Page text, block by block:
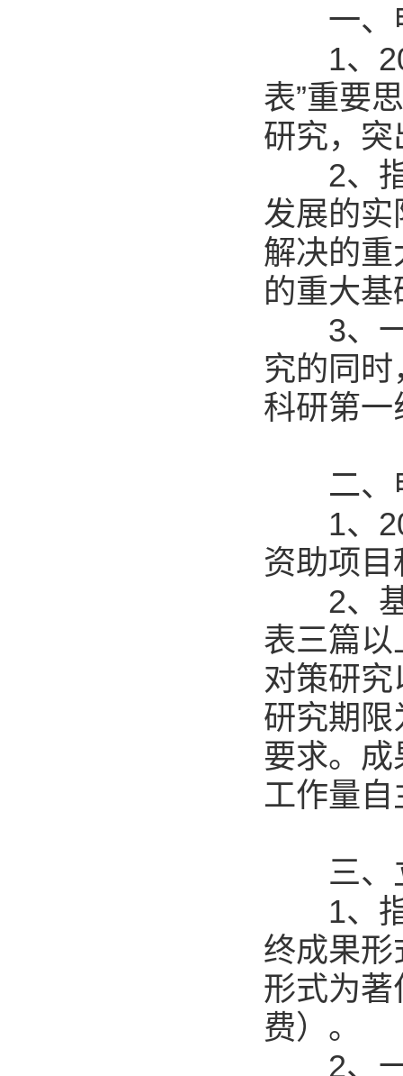
一、
1、
表”重要
研究，
2、指
发展的
解决的
的重大
3、一
究的同
科研第一
二、申
1、
资助项
2、基
表三篇
对策研
研究期
要求。
工作量
三、立
1、指
终成果
形式为
费）。
2、一